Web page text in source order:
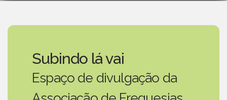
Subindo lá vai
Espaço de divulgação da